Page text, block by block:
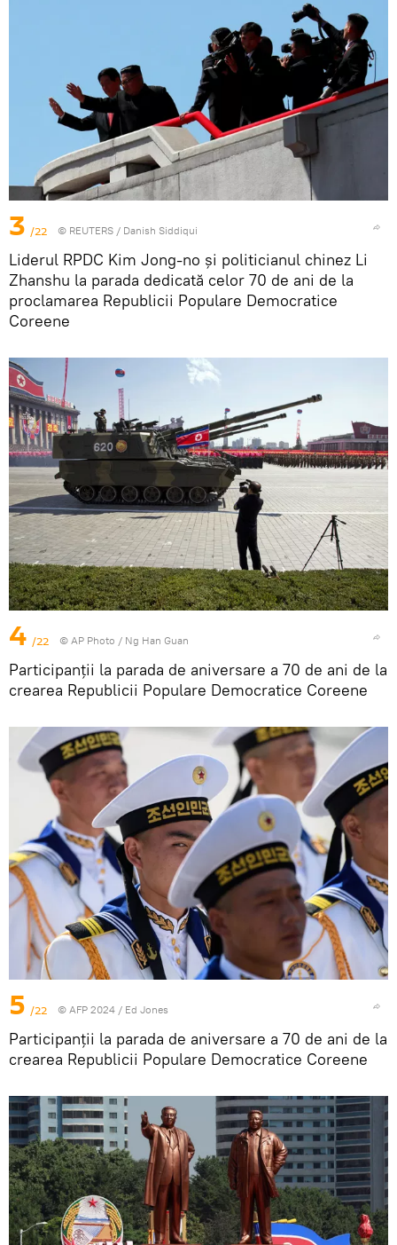
3 /22 © REUTERS / Danish Siddiqui
Liderul RPDC Kim Jong-no și politicianul chinez Li
Zhanshu la parada dedicată celor 70 de ani de la
proclamarea Republicii Populare Democratice
Coreene
4 /22 © AP Photo / Ng Han Guan
Participanții la parada de aniversare a 70 de ani de la
crearea Republicii Populare Democratice Coreene
5 /22 © AFP 2024 / Ed Jones
Participanții la parada de aniversare a 70 de ani de la
crearea Republicii Populare Democratice Coreene